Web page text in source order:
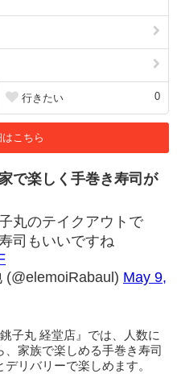
行きたい 0
こちら
で楽しく手巻き寿司が
丸のテイクアウトで
司もいいですね
May 9,
子丸 経堂店』では、人数に
家族で楽しめる手巻き寿司
リバリーで楽しめます。